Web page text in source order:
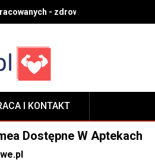
- zdrowe nawyki na co dzień
I KONTAKT
Dostępne W Aptekach